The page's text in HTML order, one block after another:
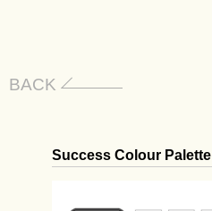
BACK
Success Colour Palette